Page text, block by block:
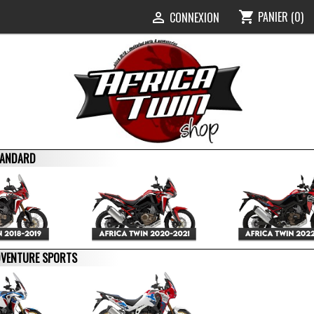
 CONNEXION shopping_cart PANIER (0)
SPORTS